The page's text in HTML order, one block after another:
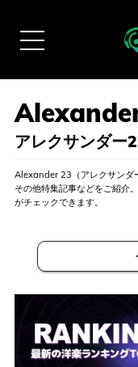
アレクサンダー
Alexander 23（アレクサンダ
その他特集記事などをご紹介
がチェックできます。